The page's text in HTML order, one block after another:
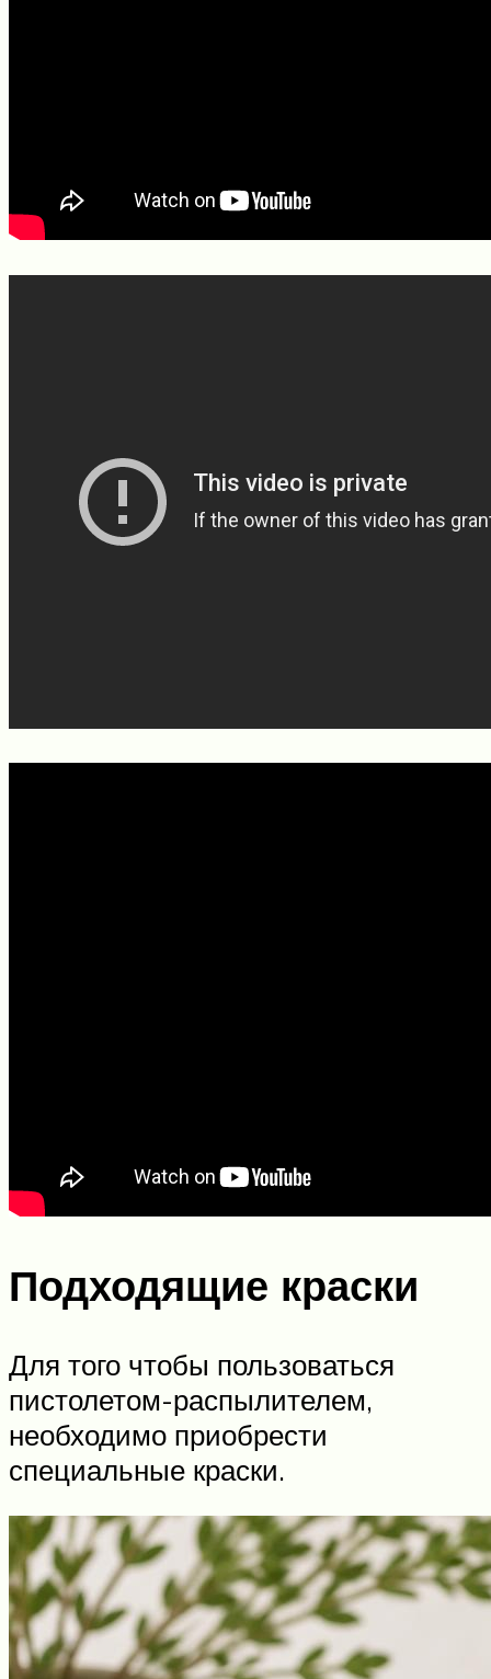
Подходящие краски
Для того чтобы пользоваться
пистолетом-распылителем,
необходимо приобрести
специальные краски.